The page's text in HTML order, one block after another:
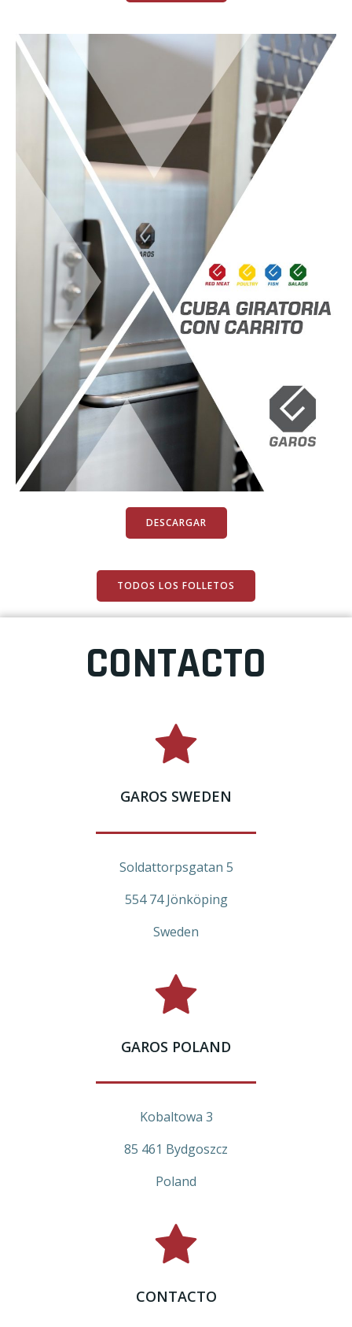
DESCARGAR
TODOS LOS FOLLETOS
CONTACTO
GAROS SWEDEN
Soldattorpsgatan 5
554 74 Jönköping
Sweden
GAROS POLAND
Kobaltowa 3
85 461 Bydgoszcz
Poland
CONTACTO